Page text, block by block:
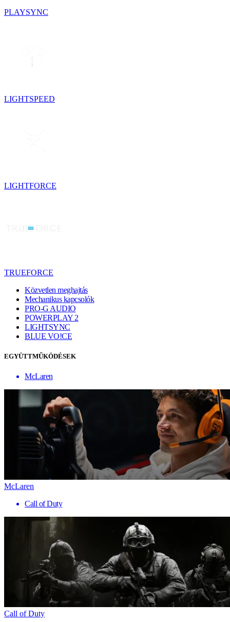
PLAYSYNC
LIGHTSPEED
LIGHTFORCE
TRUEFORCE
Közvetlen meghajtás
Mechanikus kapcsolók
PRO-G AUDIO
POWERPLAY 2
LIGHTSYNC
BLUE VO!CE
EGYÜTTMŰKÖDÉSEK
McLaren
McLaren
Call of Duty
Call of Duty